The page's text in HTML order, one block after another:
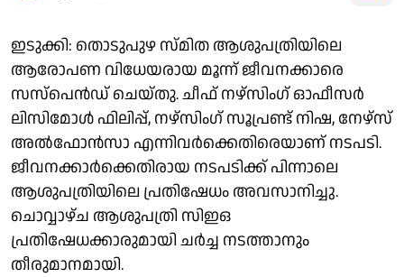
ഇടുക്കി: തൊടുപുഴ സ്മിത ആശുപത്രിയിലെ
ആരോപണ വിധേയരായ മൂന്ന് ജീവനക്കാരെ
സസ്‌പെൻഡ് ചെയ്തു. ചീഫ് നഴ്സിംഗ് ഓഫീസർ
ലിസിമോൾ ഫിലിപ്പ്, നഴ്സിംഗ് സൂപ്രണ്ട് നിഷ, നേഴ്സ്
അൽഫോൻസാ എന്നിവർക്കെതിരെയാണ് നടപടി.
ജീവനക്കാർക്കെതിരായ നടപടിക്ക് പിന്നാലെ
ആശുപത്രിയിലെ പ്രതിഷേധം അവസാനിച്ചു.
ചൊവ്വാഴ്ച ആശുപത്രി സിഇഒ
പ്രതിഷേധക്കാരുമായി ചർച്ച നടത്താനും
തീരുമാനമായി.